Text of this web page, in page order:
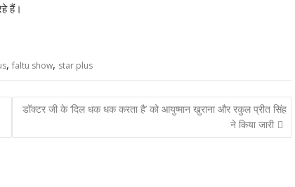
हैं।
, faltu show, star plus
डॉक्टर जी के ‘दिल धक धक करता है’ को आयुष्मान खुराना और रकुल प्रीत सिंह
ने किया जारी